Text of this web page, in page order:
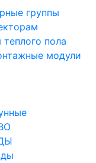
группы
пола
модули